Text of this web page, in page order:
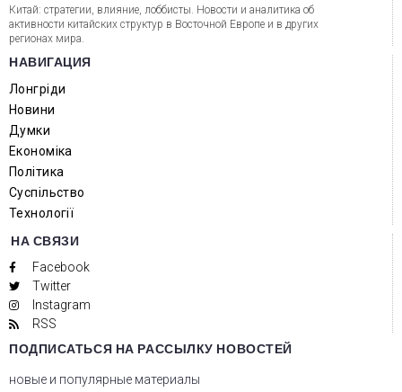
Китай: стратегии, влияние, лоббисты. Новости и аналитика об
активности китайских структур в Восточной Европе и в других
регионах мира.
НАВИГАЦИЯ
Лонгріди
Новини
Думки
Економіка
Політика
Суспільство
Технології
НА СВЯЗИ
Facebook
Twitter
Instagram
RSS
ПОДПИСАТЬСЯ НА РАССЫЛКУ НОВОСТЕЙ
новые и популярные материалы